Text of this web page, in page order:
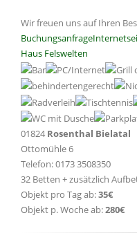
Wir freuen uns auf Ihren
Buchungsanfrage
Haus Felswelten
01824 Rosenthal Bielatal
Ottomühle 6
Telefon: 0173 3508350
32 Betten + zusätzlich
Objekt pro Tag ab:35€
Objekt p. Woche ab:280€